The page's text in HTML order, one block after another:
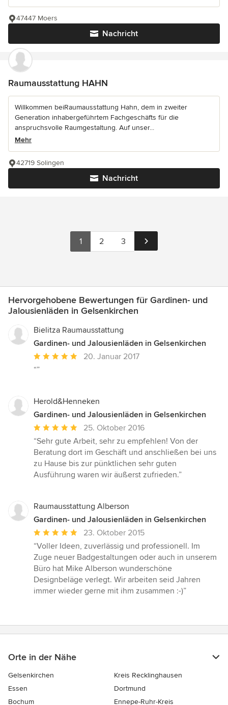
Nachricht
47447 Moers
Raumausstattung HAHN
Willkommen beiRaumausstattung Hahn, dem in zweiter
Generation inhabergeführtem Fachgeschäfts für die
anspruchsvolle Raumgestaltung. Auf unser...
Mehr
Nachricht
42719 Solingen
1 2 3
Hervorgehobene Bewertungen für Gardinen- und
Jalousienläden in Gelsenkirchen
Bielitza Raumausstattung
Gardinen- und Jalousienläden in Gelsenkirchen
Durchschnittliche
Bewertung:
5
Sternen
20. Januar 2017
“”
Herold&Henneken
Gardinen- und Jalousienläden in Gelsenkirchen
Durchschnittliche
Bewertung:
5
von
5
25. Oktober 2016
“Sehr gute Arbeit, sehr zu empfehlen! Von der
Beratung dort im Geschäft und anschließen bei uns
zu Hause bis zur pünktlichen sehr guten
Ausführung waren wir äußerst zufrieden.”
Raumausstattung Alberson
Gardinen- und Jalousienläden in Gelsenkirchen
Durchschnittliche
Bewertung:
5
von
5
Sternen
23. Oktober 2015
“Voller Ideen, zuverlässig und professionell. Im
Zuge neuer Badgestaltungen oder auch in unserem
Büro hat Mike Alberson wunderschöne
Designbeläge verlegt. Wir arbeiten seid Jahren
immer wieder gerne mit ihm zusammen :-)”
Orte in der Nähe
Gelsenkirchen
Kreis Recklinghausen
Essen
Dortmund
Bochum
Ennepe-Ruhr-Kreis